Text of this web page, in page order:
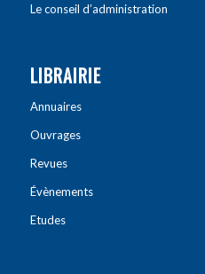
Le conseil d’administration
LIBRAIRIE
Annuaires
Ouvrages
Revues
Évènements
Etudes